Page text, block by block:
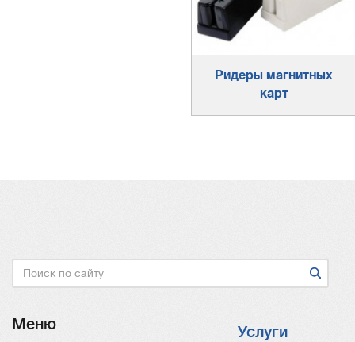
Ридеры магнитных
карт
Поиск
Меню
Услуги